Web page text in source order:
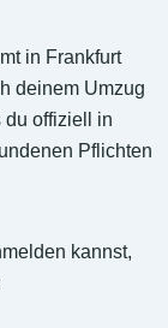
in Frankfurt
deinem Umzug
du offiziell in
Pflichten
kannst,